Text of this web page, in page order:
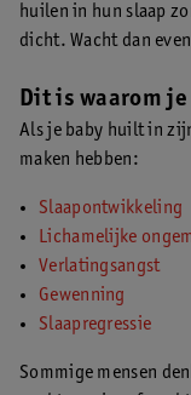
huilen in hun slaap
dicht. Wacht dan
Dit is waarom
Als je baby huilt in
maken hebben:
Slaapontwikkeling
Lichamelijke
Verlatingsangst
Gewenning
Slaapregressie
Sommige mensen